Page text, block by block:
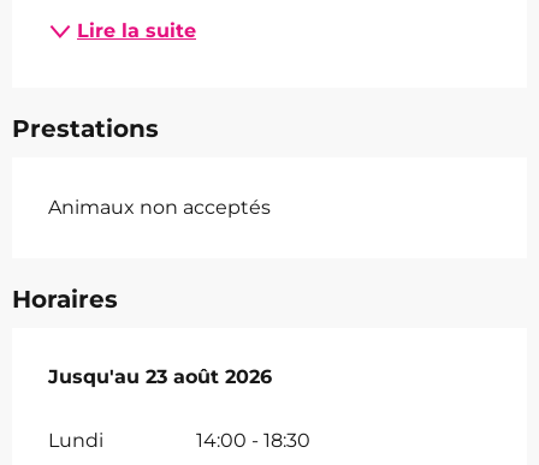
Lire la suite
Prestations
Animaux non acceptés
Horaires
Du4 juillet 2026 au23 août 2026
Jusqu'au 23 août 2026
Lundi 14:00 - 18:30